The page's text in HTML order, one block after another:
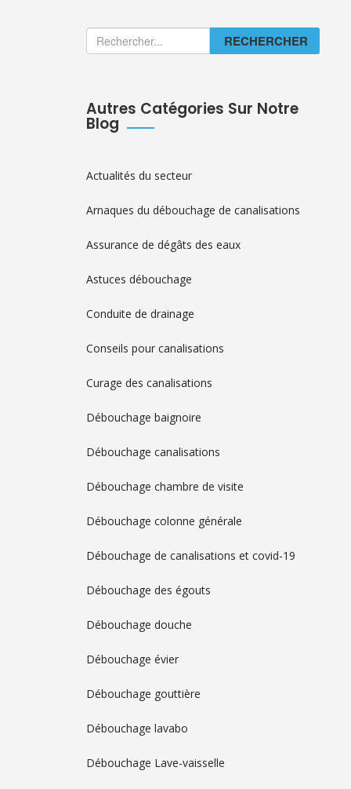
RECHERCHER
Autres Catégories Sur Notre
Blog
Actualités du secteur
Arnaques du débouchage de canalisations
Assurance de dégâts des eaux
Astuces débouchage
Conduite de drainage
Conseils pour canalisations
Curage des canalisations
Débouchage baignoire
Débouchage canalisations
Débouchage chambre de visite
Débouchage colonne générale
Débouchage de canalisations et covid-19
Débouchage des égouts
Débouchage douche
Débouchage évier
Débouchage gouttière
Débouchage lavabo
Débouchage Lave-vaisselle